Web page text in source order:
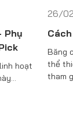
Phụ
hoạt
26/
Băng
thể
tham